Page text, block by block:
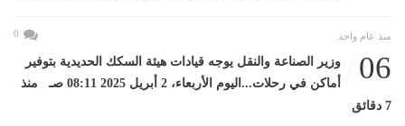
منذ عام واحد 0
06
وزير الصناعة والنقل يوجه قيادات هيئة السكك الحديدية بتوفير
أماكن في رحلات...اليوم الأربعاء، 2 أبريل 2025 08:11 صـ منذ
7 دقائق